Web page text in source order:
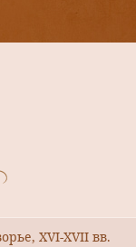
XVI-XVII вв.